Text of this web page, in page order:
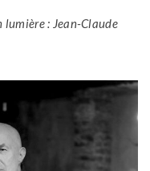
: Jean-Claude